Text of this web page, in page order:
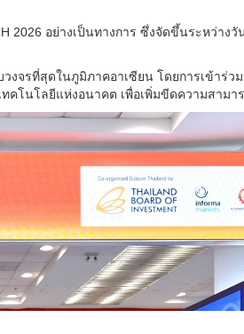
2026 อย่างเป็นทางการ ซึ่งจัดขึ้นระหว่าง
งจรที่สุดในภูมิภาคอาเซียน โดยการเข้าร่ว
คโนโลยีแห่งอนาคต เพื่อเพิ่มขีดความสาม